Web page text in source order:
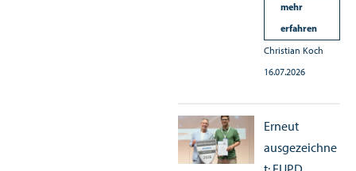
mehr
erfahren
Christian Koch
16.07.2026
Erneut
ausgezeichne